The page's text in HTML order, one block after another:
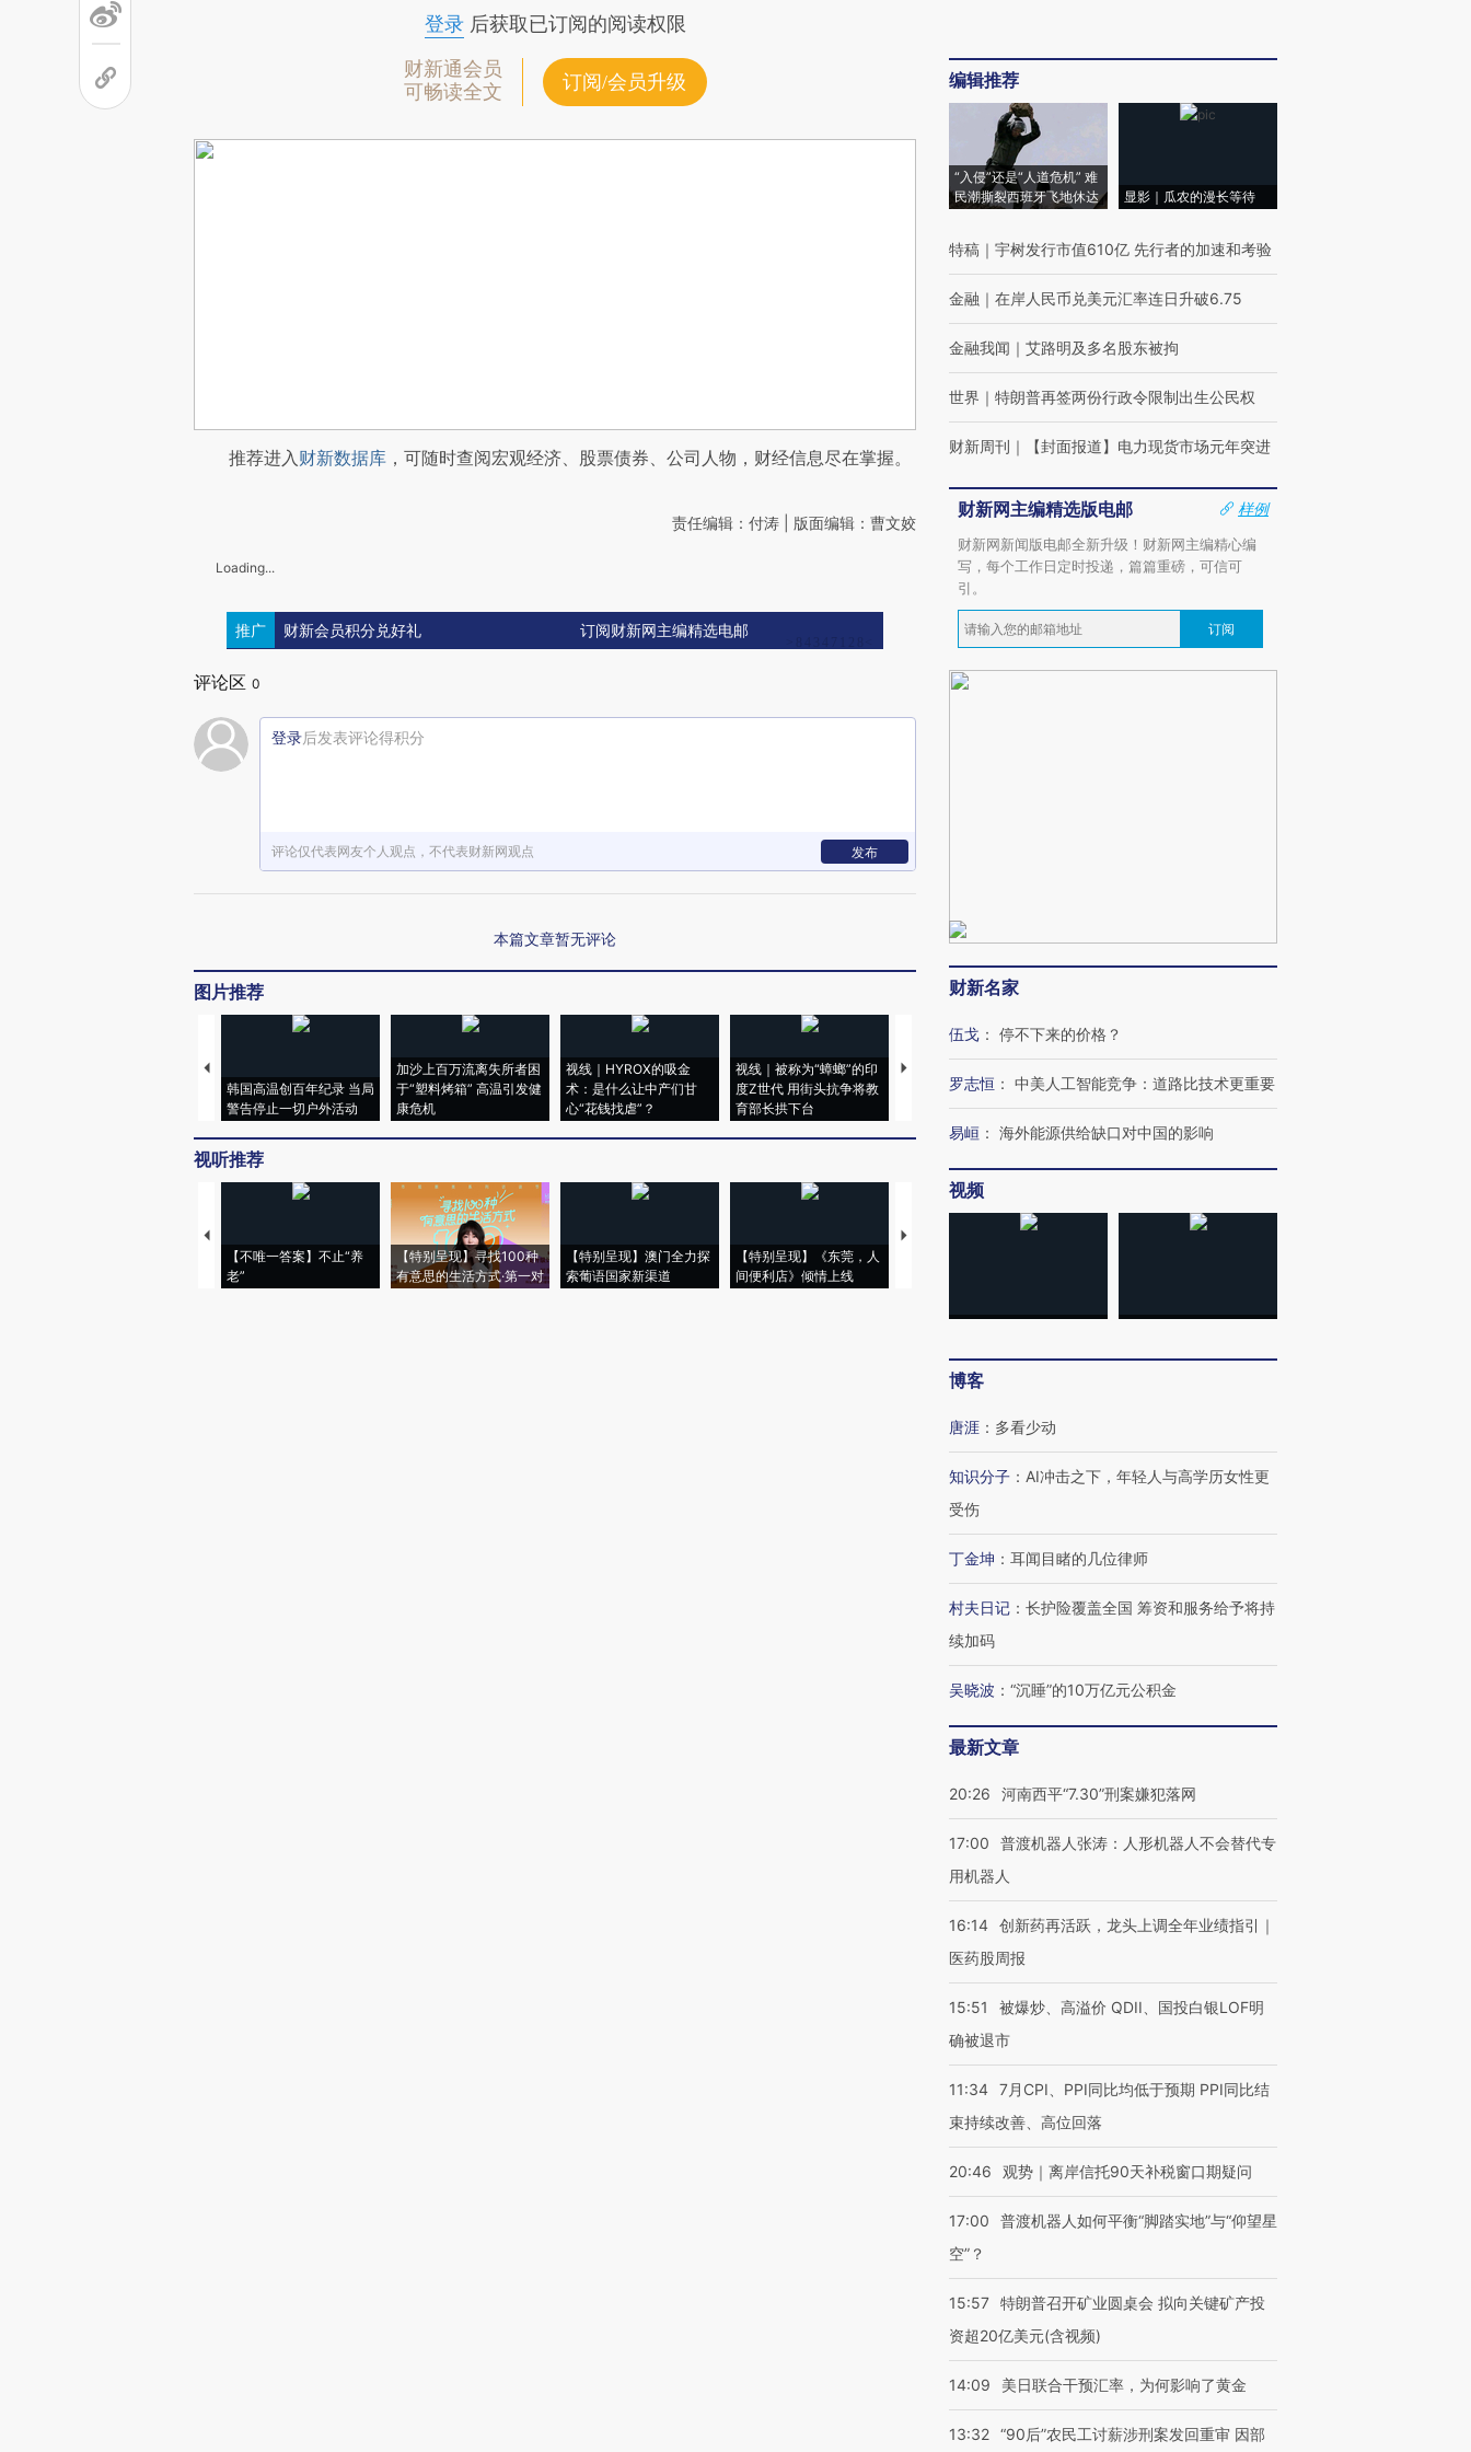
登录后获取已订阅的阅读权限
财新通会员
可畅读全文
订阅/会员升级
推荐进入财新数据库 ，可随时查阅宏观经济、股票债券、公司人物，财经信息尽在掌握。
责任编辑：付涛 | 版面编辑：曹文姣
Loading...
推广 财新会员积分兑好礼 订阅财新网主编精选电邮
评论区 0
登录后发表评论得积分
评论仅代表网友个人观点，不代表财新网观点 发布
本篇文章暂无评论
图片推荐
韩国高温创百年纪录 当局
警告停止一切户外活动
加沙上百万流离失所者困
于“塑料烤箱” 高温引发健
康危机
视线｜HYROX的吸金
术：是什么让中产们甘
心“花钱找虐”？
视线｜被称为“蟑螂”的印
度Z世代 用街头抗争将教
育部长拱下台
视线｜“入侵”还是“人道危
机”？难民潮撕裂西班牙
飞地休达
128毫米 紧急转移近
4000人
雨 3小时累计雨量超80毫
米
视听推荐
【不唯一答案】不止“养
老”
【特别呈现】寻找100种
有意思的生活方式·第一对
【特别呈现】澳门全力探
索葡语国家新渠道
【特别呈现】《东莞，人
间便利店》倾情上线
【推广】走进第四届链博
编辑推荐
“入侵”还是“人道危机” 难
民潮撕裂西班牙飞地休达
显影｜瓜农的漫长等待
特稿 ｜ 宇树发行市值610亿 先行者的加速和考验
金融 ｜ 在岸人民币兑美元汇率连日升破6.75
金融我闻 ｜ 艾路明及多名股东被拘
世界 ｜ 特朗普再签两份行政令限制出生公民权
财新周刊 ｜ 【封面报道】电力现货市场元年突进
财新网主编精选版电邮
样例
财新网新闻版电邮全新升级！财新网主编精心编
写，每个工作日定时投递，篇篇重磅，可信可
引。
订阅
财新名家
伍戈 ： 停不下来的价格？
罗志恒 ： 中美人工智能竞争：道路比技术更重要
易峘 ： 海外能源供给缺口对中国的影响
视频
博客
唐涯 ： 多看少动
知识分子 ： AI冲击之下，年轻人与高学历女性更
受伤
丁金坤 ： 耳闻目睹的几位律师
村夫日记 ： 长护险覆盖全国 筹资和服务给予将持
续加码
吴晓波 ： “沉睡”的10万亿元公积金
最新文章
20:26 河南西平“7.30”刑案嫌犯落网
17:00
普渡机器人张涛：人形机器人不会替代专
用机器人
16:14 创新药再活跃，龙头上调全年业绩指引｜
医药股周报
15:51
被爆炒、高溢价 QDII、国投白银LOF明
确被退市
11:34 7月CPI、PPI同比均低于预期 PPI同比结
束持续改善、高位回落
20:46 观势｜离岸信托90天补税窗口期疑问
17:00
普渡机器人如何平衡“脚踏实地”与“仰望星
空”？
15:57 特朗普召开矿业圆桌会 拟向关键矿产投
资超20亿美元(含视频)
14:09 美日联合干预汇率，为何影响了黄金
13:32 “90后”农民工讨薪涉刑案发回重审 因部